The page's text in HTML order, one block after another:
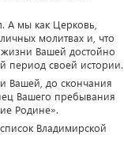
А мы как Церковь,
молитвах и, что
Вашей достойно
период своей истории.
Вашей, до скончания
Вашего пребывания
Родине».
Владимирской